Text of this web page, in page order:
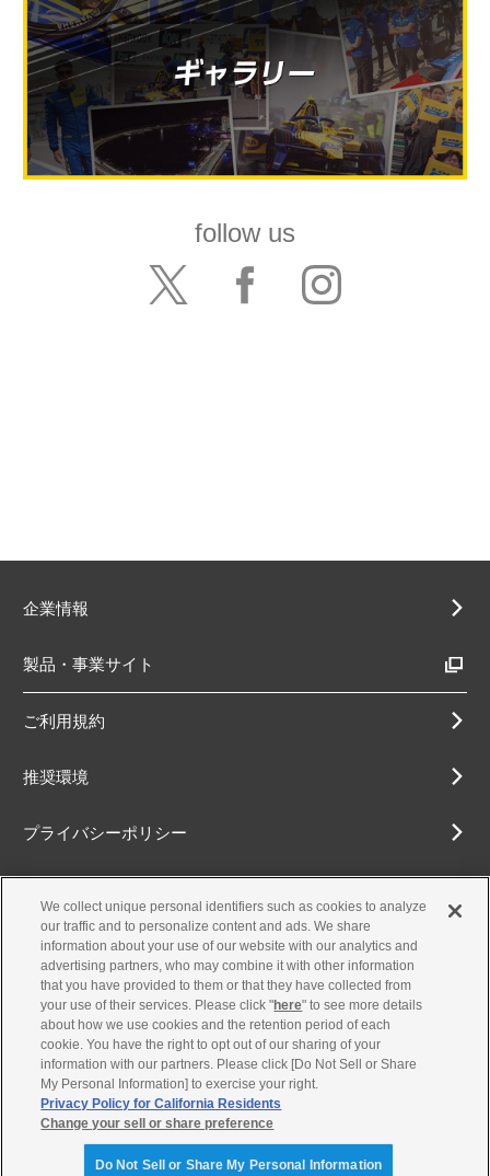
follow us
企業情報
製品・事業サイト
ご利用規約
推奨環境
プライバシーポリシー
アクセシビリティ方針
古物営業法に基づく表示
お問合せ
We collect unique personal identifiers such as cookies to analyze
our traffic and to personalize content and ads. We share
information about your use of our website with our analytics and
advertising partners, who may combine it with other information
that you have provided to them or that they have collected from
your use of their services. Please click "here" to see more details
about how we use cookies and the retention period of each
cookie. You have the right to opt out of our sharing of your
information with our partners. Please click [Do Not Sell or Share
My Personal Information] to exercise your right.
Privacy Policy for California Residents
Change your sell or share preference
Do Not Sell or Share My Personal Information